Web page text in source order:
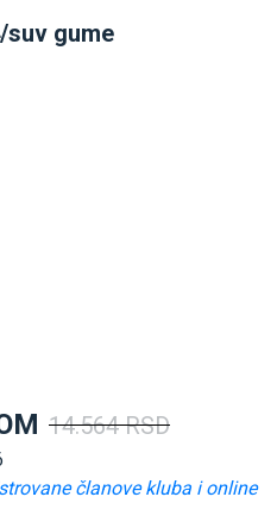
suv gume
14.564 RSD
članove kluba i online